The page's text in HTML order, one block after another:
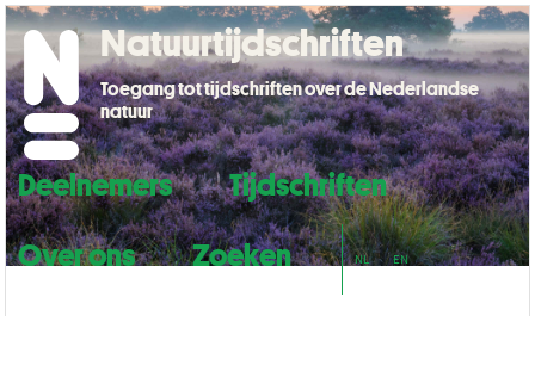
Deelnemers
Tijdschriften
Over ons
Zoeken NL EN
Natuurtijdschriften
Toegang tot tijdschriften over de Nederlandse
natuur